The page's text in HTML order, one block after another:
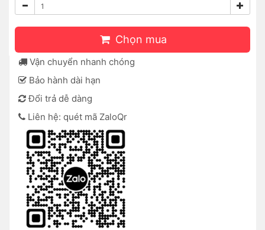
Chọn mua
Vận chuyển nhanh chóng
Bảo hành dài hạn
Đổi trả dễ dàng
Liên hệ: quét mã ZaloQr